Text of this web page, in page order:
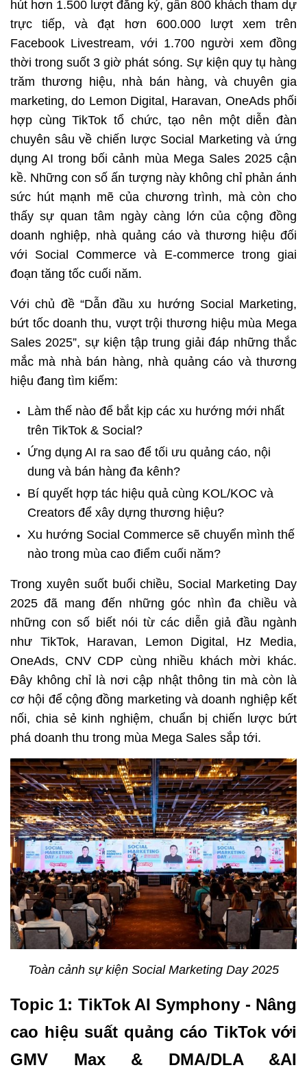
hút hơn 1.500 lượt đăng ký, gần 800 khách tham dự
trực tiếp, và đạt hơn 600.000 lượt xem trên
Facebook Livestream, với 1.700 người xem đồng
thời trong suốt 3 giờ phát sóng. Sự kiện quy tụ hàng
trăm thương hiệu, nhà bán hàng, và chuyên gia
marketing, do Lemon Digital, Haravan, OneAds phối
hợp cùng TikTok tổ chức, tạo nên một diễn đàn
chuyên sâu về chiến lược Social Marketing và ứng
dụng AI trong bối cảnh mùa Mega Sales 2025 cận
kề. Những con số ấn tượng này không chỉ phản ánh
sức hút mạnh mẽ của chương trình, mà còn cho
thấy sự quan tâm ngày càng lớn của cộng đồng
doanh nghiệp, nhà quảng cáo và thương hiệu đối
với Social Commerce và E-commerce trong giai
đoạn tăng tốc cuối năm.
Với chủ đề “Dẫn đầu xu hướng Social Marketing,
bứt tốc doanh thu, vượt trội thương hiệu mùa Mega
Sales 2025”, sự kiện tập trung giải đáp những thắc
mắc mà nhà bán hàng, nhà quảng cáo và thương
hiệu đang tìm kiếm:
Làm thế nào để bắt kịp các xu hướng mới nhất
trên TikTok & Social?
Ứng dụng AI ra sao để tối ưu quảng cáo, nội
dung và bán hàng đa kênh?
Bí quyết hợp tác hiệu quả cùng KOL/KOC và
Creators để xây dựng thương hiệu?
Xu hướng Social Commerce sẽ chuyển mình thế
nào trong mùa cao điểm cuối năm?
Trong xuyên suốt buổi chiều, Social Marketing Day
2025 đã mang đến những góc nhìn đa chiều và
những con số biết nói từ các diễn giả đầu ngành
như TikTok, Haravan, Lemon Digital, Hz Media,
OneAds, CNV CDP cùng nhiều khách mời khác.
Đây không chỉ là nơi cập nhật thông tin mà còn là
cơ hội để cộng đồng marketing và doanh nghiệp kết
nối, chia sẻ kinh nghiệm, chuẩn bị chiến lược bứt
phá doanh thu trong mùa Mega Sales sắp tới.
Toàn cảnh sự kiện Social Marketing Day 2025
Topic 1: TikTok AI Symphony - Nâng
cao hiệu suất quảng cáo TikTok với
GMV Max & DMA/DLA &AI